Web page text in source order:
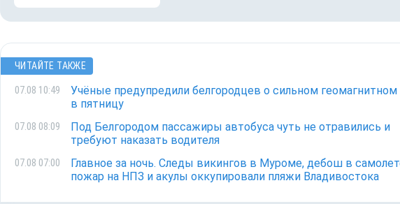
ЧИТАЙТЕ ТАКЖЕ
07.08 10:49
Учёные предупредили белгородцев о сильном геомагнитном
в пятницу
07.08 08:09
Под Белгородом пассажиры автобуса чуть не отравились и
требуют наказать водителя
07.08 07:00
Главное за ночь. Следы викингов в Муроме, дебош в
пожар на НПЗ и акулы оккупировали пляжи Владивостока